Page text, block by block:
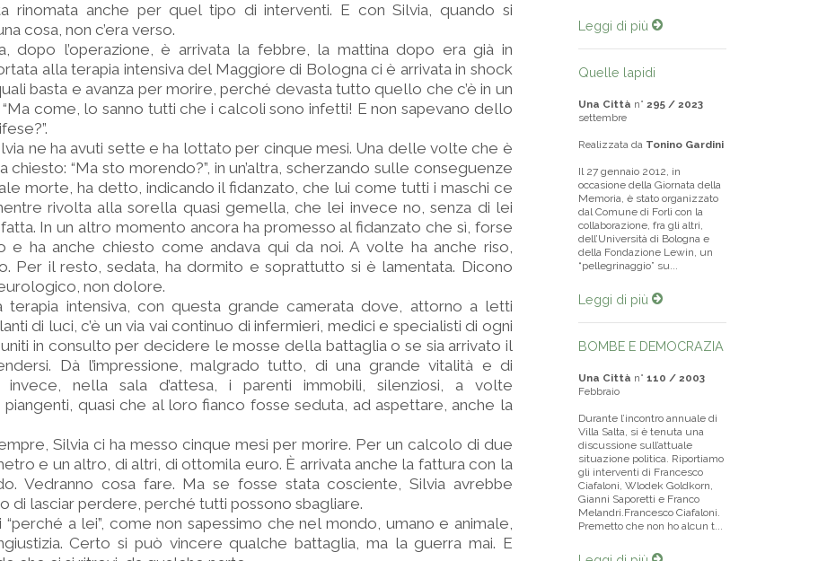
rinomata anche per quel tipo di interventi. E con Silvia, quando si
cosa, non c’era verso.
dopo l’operazione, è arrivata la febbre, la mattina dopo era già in
alla terapia intensiva del Maggiore di Bologna ci è arrivata in shock
basta e avanza per morire, perché devasta tutto quello che c’è in un
“Ma come, lo sanno tutti che i calcoli sono infetti! E non sapevano dello
ne ha avuti sette e ha lottato per cinque mesi. Una delle volte che è
chiesto: “Ma sto morendo?”, in un’altra, scherzando sulle conseguenze
morte, ha detto, indicando il fidanzato, che lui come tutti i maschi ce
rivolta alla sorella quasi gemella, che lei invece no, senza di lei
In un altro momento ancora ha promesso al fidanzato che sì, forse
e ha anche chiesto come andava qui da noi. A volte ha anche riso,
Per il resto, sedata, ha dormito e soprattutto si è lamentata. Dicono
non dolore.
terapia intensiva, con questa grande camerata dove, attorno a letti
di luci, c’è un via vai continuo di infermieri, medici e specialisti di ogni
in consulto per decidere le mosse della battaglia o se sia arrivato il
Dà l’impressione, malgrado tutto, di una grande vitalità e di
invece, nella sala d’attesa, i parenti immobili, silenziosi, a volte
quasi che al loro fianco fosse seduta, ad aspettare, anche la
Silvia ci ha messo cinque mesi per morire. Per un calcolo di due
e un altro, di altri, di ottomila euro. È arrivata anche la fattura con la
Vedranno cosa fare. Ma se fosse stata cosciente, Silvia avrebbe
di lasciar perdere, perché tutti possono sbagliare.
a lei”, come non sapessimo che nel mondo, umano e animale,
Certo si può vincere qualche battaglia, ma la guerra mai. E
Leggi di più
Quelle lapidi
Una Città n° 295 / 2023
settembre
Realizzata da Tonino Gardini
Il 27 gennaio 2012, in
occasione della Giornata della
Memoria, è stato organizzato
dal Comune di Forlì con la
collaborazione, fra gli altri,
dell’Università di Bologna e
della Fondazione Lewin, un
“pellegrinaggio” su...
Leggi di più
BOMBE E DEMOCRAZIA
Una Città n° 110 / 2003
Febbraio
Durante l’incontro annuale di
Villa Salta, si è tenuta una
discussione sull’attuale
situazione politica. Riportiamo
gli interventi di Francesco
Ciafaloni, Wlodek Goldkorn,
Gianni Saporetti e Franco
Melandri.Francesco Ciafaloni.
Premetto che non ho alcun t...